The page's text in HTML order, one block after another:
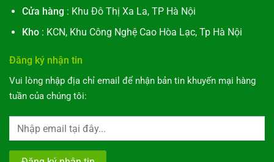
Cửa hàng : Khu Đô Thị Xa La, TP Hà Nội
Kho: KCN, Khu Công Nghệ Cao Hòa Lạc, Tp Hà Nội
Đăng ký nhận tin
Vui lòng nhập địa chỉ email để nhận bản tin khuyến mại hàng
tuần của chúng tôi: